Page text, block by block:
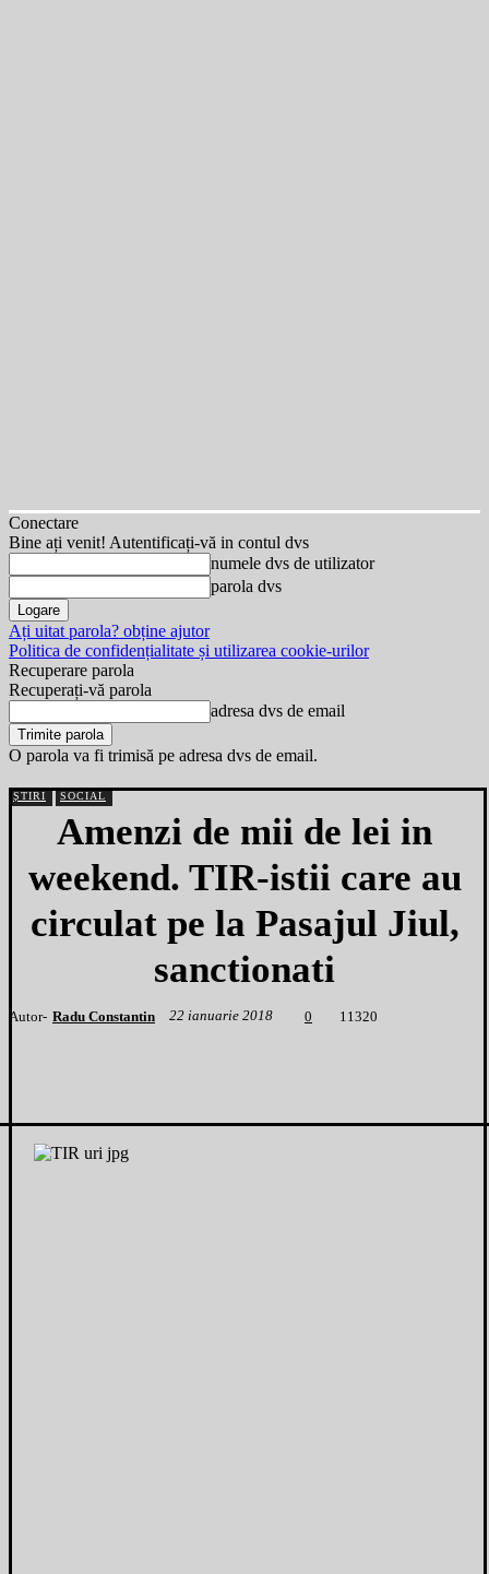
Conectare
Bine ați venit! Autentificați-vă in contul dvs
numele dvs de utilizator
parola dvs
Ați uitat parola? obține ajutor
Politica de confidențialitate și utilizarea cookie-urilor
Recuperare parola
Recuperați-vă parola
adresa dvs de email
O parola va fi trimisă pe adresa dvs de email.
ȘTIRI SOCIAL
Amenzi de mii de lei in
weekend. TIR-istii care au
circulat pe la Pasajul Jiul,
sanctionati
Autor- Radu Constantin 22 ianuarie 2018 0 1 1320